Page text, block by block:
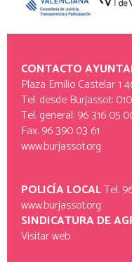
CONTACTO
Plaza Emilio Castelar 1
Tel. desde Burjassot: 010
Tel. general: 96 316 05
Fax. 96 390 03 61
www.burjassot.org
POLICÍA LOCALTel.
www.burjassot.org
SINDICATURA DE
Visitar web